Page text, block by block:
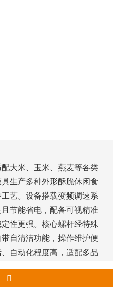
大米、玉米、燕麦等各类
生产多种外形酥脆休闲食
艺。设备搭载变频调速系
节能省电，配备可视精准
性更强。核心螺杆经特殊
自清洁功能，操作维护便
自动化程度高，适配多品